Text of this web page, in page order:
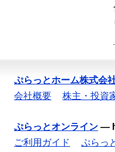
ぷらっとホーム株式会
会社概要
株主・投資
ぷらっとオンライン —
ご利用ガイド
ぷらっ